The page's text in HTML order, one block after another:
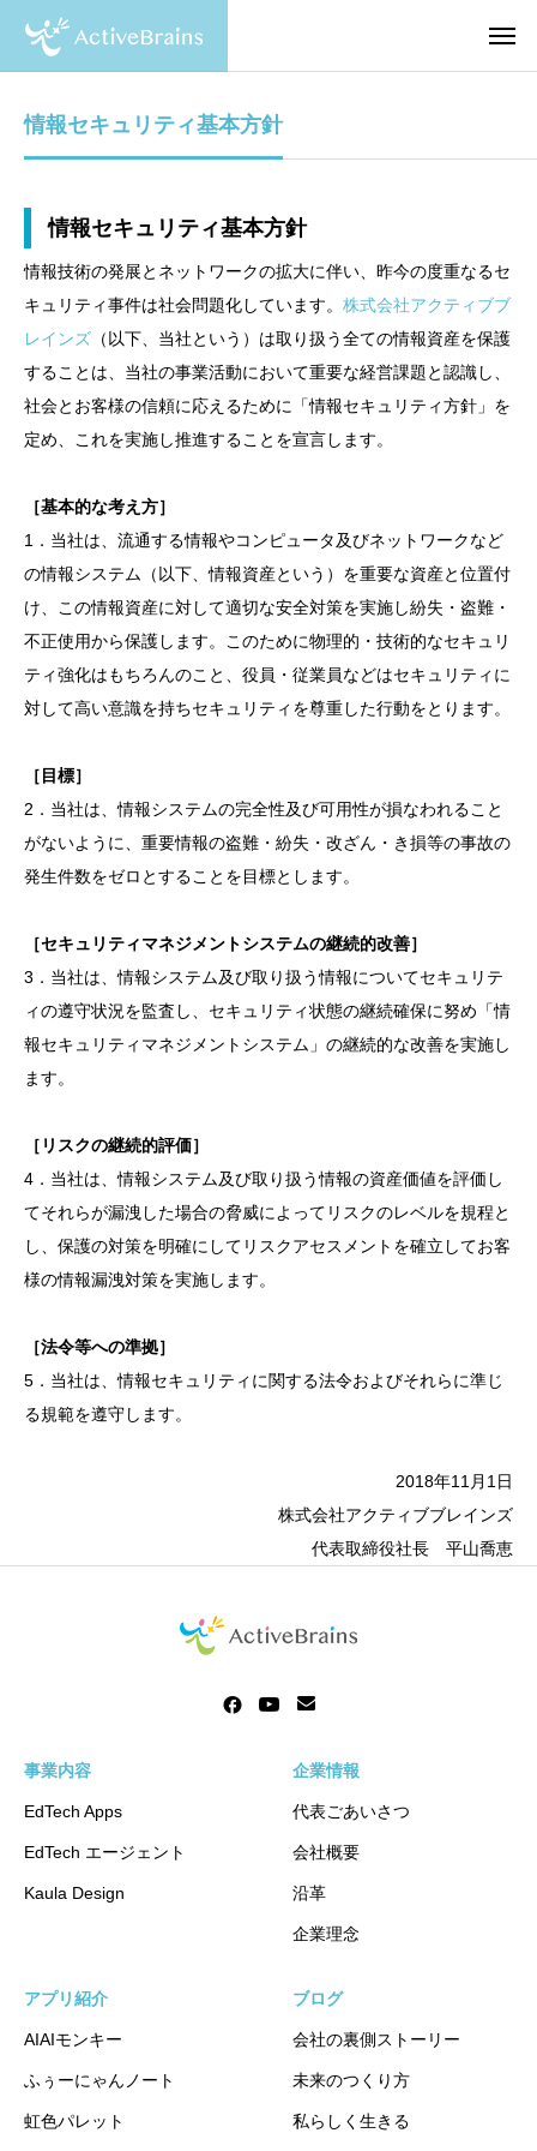
情報セキュリティ基本方針
情報セキュリティ基本方針
情報技術の発展とネットワークの拡大に伴い、昨今の度重なるセ
キュリティ事件は社会問題化しています。 株式会社アクティブブ
レインズ （以下、当社という）は取り扱う全ての情報資産を保護
することは、当社の事業活動において重要な経営課題と認識し、
社会とお客様の信頼に応えるために「情報セキュリティ方針」を
定め、これを実施し推進することを宣言します。
［基本的な考え方］
1．当社は、流通する情報やコンピュータ及びネットワークなど
の情報システム（以下、情報資産という）を重要な資産と位置付
け、この情報資産に対して適切な安全対策を実施し紛失・盗難・
不正使用から保護します。このために物理的・技術的なセキュリ
ティ強化はもちろんのこと、役員・従業員などはセキュリティに
対して高い意識を持ちセキュリティを尊重した行動をとります。
［目標］
2．当社は、情報システムの完全性及び可用性が損なわれること
がないように、重要情報の盗難・紛失・改ざん・き損等の事故の
発生件数をゼロとすることを目標とします。
［セキュリティマネジメントシステムの継続的改善］
3．当社は、情報システム及び取り扱う情報についてセキュリテ
ィの遵守状況を監査し、セキュリティ状態の継続確保に努め「情
報セキュリティマネジメントシステム」の継続的な改善を実施し
ます。
［リスクの継続的評価］
4．当社は、情報システム及び取り扱う情報の資産価値を評価し
てそれらが漏洩した場合の脅威によってリスクのレベルを規程と
し、保護の対策を明確にしてリスクアセスメントを確立してお客
様の情報漏洩対策を実施します。
［法令等への準拠］
5．当社は、情報セキュリティに関する法令およびそれらに準じ
る規範を遵守します。
2018年11月1日
株式会社アクティブブレインズ
代表取締役社長 平山喬恵
事業内容
EdTech Apps
EdTech エージェント
Kaula Design
企業情報
代表ごあいさつ
会社概要
沿革
企業理念
アプリ紹介
AIAIモンキー
ふぅーにゃんノート
虹色パレット
ブログ
会社の裏側ストーリー
未来のつくり方
私らしく生きる